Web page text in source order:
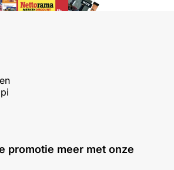
promotie meer met onze